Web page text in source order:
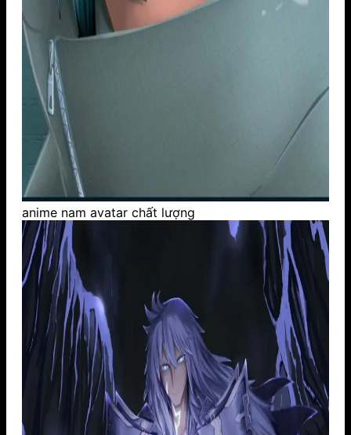
anime nam avatar chất lượng